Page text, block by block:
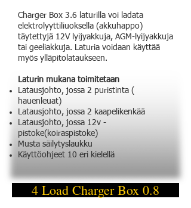
Charger Box 3.6 laturilla voi ladata
elektrolyyttiliuoksella (akkuhappo)
täytettyjä 12V lyijyakkuja, AGM-lyijyakkuja
tai geeliakkuja. Laturia voidaan käyttää
myös ylläpitolataukseen.
Laturin mukana toimitetaan
Latausjohto, jossa 2 puristinta (
hauenleuat)
Latausjohto, jossa 2 kaapelikenkää
Latausjohto, jossa 12v -
pistoke(koiraspistoke)
Musta säilytyslaukku
Käyttöohjeet 10 eri kielellä
4 Load Charger Box 0.8